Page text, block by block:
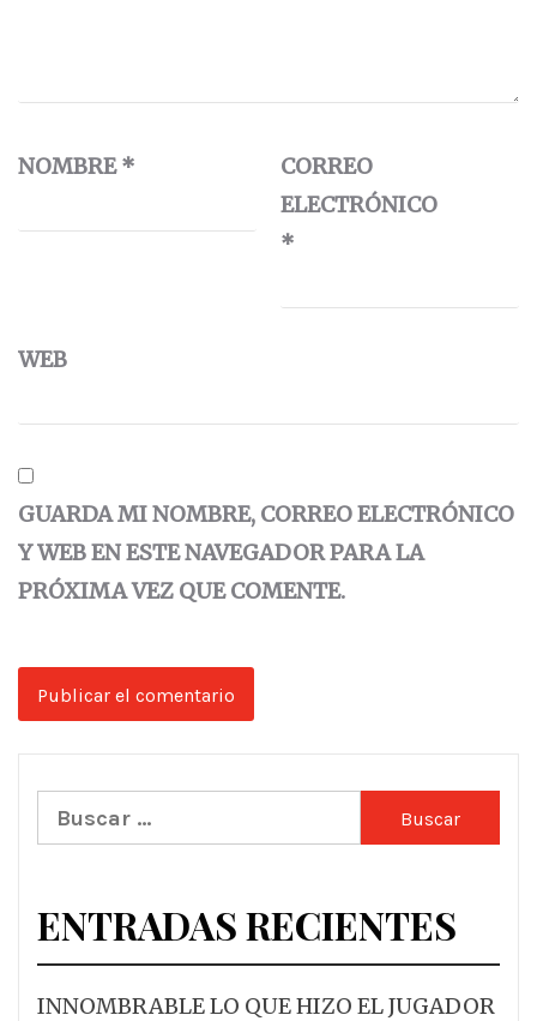
NOMBRE*
CORREO
ELECTRÓNICO
*
WEB
GUARDA MI NOMBRE, CORREO ELECTRÓNICO
Y WEB EN ESTE NAVEGADOR PARA LA
PRÓXIMA VEZ QUE COMENTE.
Buscar:
ENTRADAS RECIENTES
INNOMBRABLE LO QUE HIZO EL JUGADOR